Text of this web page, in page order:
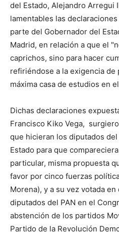
del Estado, Alejandro Arregui
lamentables las
parte del Gobernador del
Madrid, en relación a que el
caprichos, sino para hacer
refiriéndose a la exigencia
máxima casa de estudios en
Dichas declaraciones
Francisco Kiko Vega,
que hicieran los diputados
Estado para que
particular, misma propuesta
favor por cinco fuerzas
Morena), y a su vez votada
diputados del PAN en el
abstención de los partidos
Partido de la Revolución